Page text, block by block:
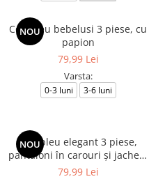
NOU
Compleu bebelusi 3 piese, cu
papion
79,99 Lei
Varsta:
0-3 luni 3-6 luni
NOU
Compleu elegant 3 piese,
pantaloni în carouri și jachetă
cu papion, albastru
79,99 Lei